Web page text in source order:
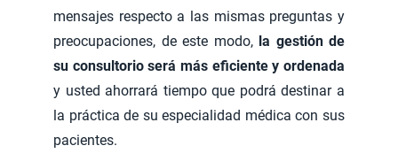
mensajes respecto a las mismas preguntas y
preocupaciones, de este modo, la gestión de
su consultorio será más eficiente y ordenada
y usted ahorrará tiempo que podrá destinar a
la práctica de su especialidad médica con sus
pacientes.